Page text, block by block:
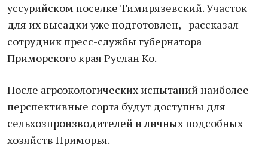
уссурийском поселке Тимирязевский. Участок
для их высадки уже подготовлен, - рассказал
сотрудник пресс-службы губернатора
Приморского края Руслан Ко.
После агроэкологических испытаний наиболее
перспективные сорта будут доступны для
сельхозпроизводителей и личных подсобных
хозяйств Приморья.